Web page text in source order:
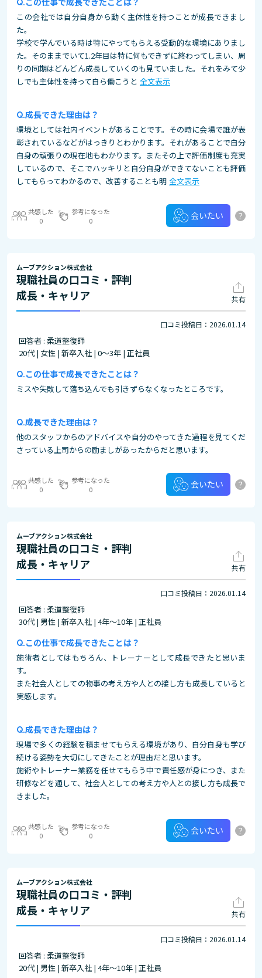
この会社では自分自身から動く主体性を持つことが成長できまし
た。
学校で学んでいる時は特にやってもらえる受動的な環境にありまし
た。そのままでいて1.2年目は特に何もできずに終わってしまい、周
りの同期はどんどん成長していくのも見ていました。それをみて少
しでも主体性を持って自ら働こうと 全文表示
成長できた理由は？
環境としては社内イベントがあることです。その時に会場で誰が表
彰されているなどがはっきりとわかります。それがあることで自分
自身の頑張りの現在地もわかります。またその上で評価制度も充実
しているので、そこでハッキリと自分自身ができてないことも評価
してもらってわかるので、改善することも明 全文表示
共感した
0
参考になった
0
会いたい ?
ムーブアクション株式会社
現職社員の口コミ・評判
成長・キャリア
共有
口コミ投稿日：2026.01.14
回答者 : 柔道整復師
20代 | 女性 | 新卒入社 | 0～3年 | 正社員
この仕事で成長できたことは？
ミスや失敗して落ち込んでも引きずらなくなったところです。
成長できた理由は？
他のスタッフからのアドバイスや自分のやってきた過程を見てくだ
さっている上司からの励ましがあったからだと思います。
共感した
0
参考になった
0
会いたい ?
ムーブアクション株式会社
現職社員の口コミ・評判
成長・キャリア
共有
口コミ投稿日：2026.01.14
回答者 : 柔道整復師
30代 | 男性 | 新卒入社 | 4年～10年 | 正社員
この仕事で成長できたことは？
施術者としてはもちろん、トレーナーとして成長できたと思いま
す。
また社会人としての物事の考え方や人との接し方も成長していると
実感します。
成長できた理由は？
現場で多くの経験を積ませてもらえる環境があり、自分自身も学び
続ける姿勢を大切にしてきたことが理由だと思います。
施術やトレーナー業務を任せてもらう中で責任感が身につき、また
研修などを通して、社会人としての考え方や人との接し方も成長で
きました。
共感した
0
参考になった
0
会いたい ?
ムーブアクション株式会社
現職社員の口コミ・評判
成長・キャリア
共有
口コミ投稿日：2026.01.14
回答者 : 柔道整復師
20代 | 男性 | 新卒入社 | 4年～10年 | 正社員